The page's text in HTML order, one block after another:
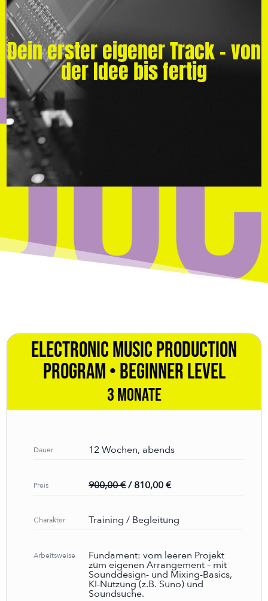
Dein erster eigener Track – von
der Idee bis fertig
Electronic Music Production
Program • Beginner Level
3 Monate
Dauer 12 Wochen, abends
Preis 900,00 €/ 810,00 €
Charakter Training / Begleitung
Arbeitsweise Fundament: vom leeren Projekt
zum eigenen Arrangement – mit
Sounddesign- und Mixing-Basics,
KI-Nutzung (z.B. Suno) und
Soundsuche.